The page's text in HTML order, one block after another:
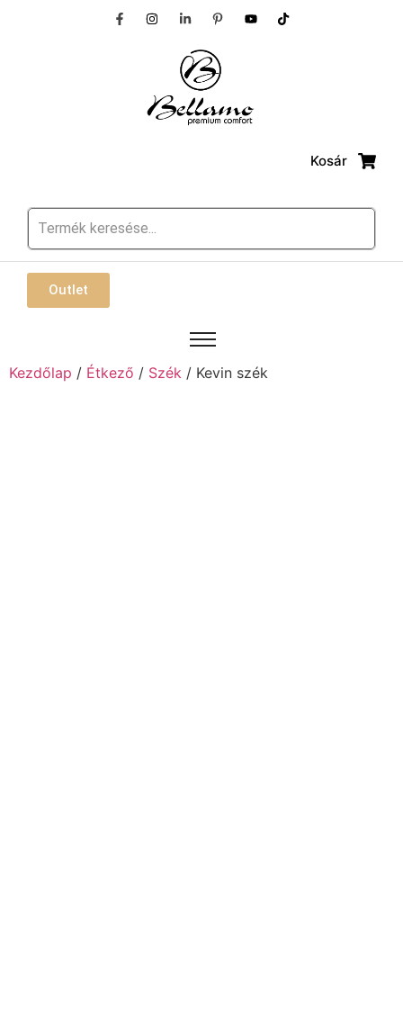
Kosár
Outlet
Kezdőlap / Étkező / Szék / Kevin szék